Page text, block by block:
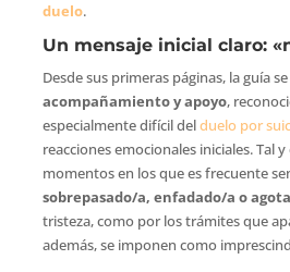
duelo.
Un mensaje inicial claro:
Desde sus primeras páginas, la guía
acompañamiento y apoyo,
especialmente difícil delduelo por
reacciones emocionales iniciales. Tal
momentos en los que es frecuente
sobrepasado/a, enfadado/a o
tristeza, como por los trámites que
además, se imponen como